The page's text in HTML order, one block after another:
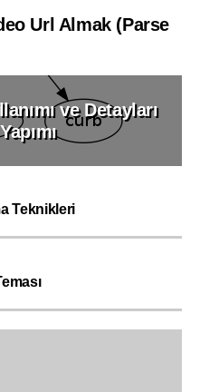
Url Almak (Parse
ve Detayları
Teknikleri